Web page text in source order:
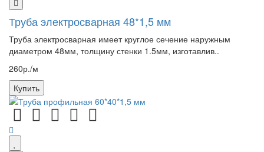
Труба электросварная 48*1,5 мм
Труба электросварная имеет круглое сечение наружным
диаметром 48мм, толщину стенки 1.5мм, изготавлив..
260р./м
Купить